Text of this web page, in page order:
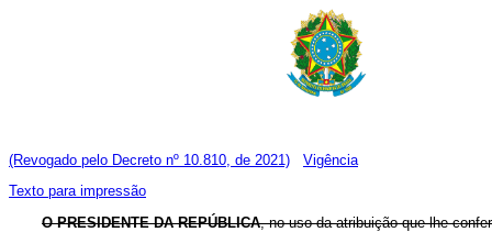
(Revogado pelo Decreto nº 10.810, de 2021)
Vigência
Texto para impressão
O PRESIDENTE DA REPÚBLICA, no uso da atribuição que lhe